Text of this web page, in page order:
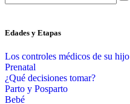
Edades y Etapas
Los controles médicos de su hijo
Prenatal
¿Qué decisiones tomar?
Parto y Posparto
Bebé